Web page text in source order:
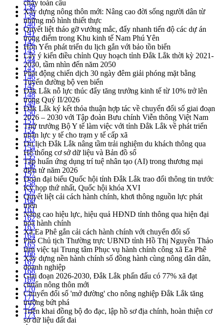
chảy toàn cầu
Xây dựng nông thôn mới: Nâng cao đời sống người dân từ
những mô hình thiết thực
Quyết liệt tháo gỡ vướng mắc, đẩy nhanh tiến độ các dự án
trọng điểm trong Khu kinh tế Nam Phú Yên
Hòn Yến phát triển du lịch gắn với bảo tồn biển
Lấy ý kiến điều chỉnh Quy hoạch tỉnh Đắk Lắk thời kỳ 2021-
2030, tầm nhìn đến năm 2050
Phát động chiến dịch 30 ngày đêm giải phóng mặt bằng
Tuyến đường bộ ven biển
Đắk Lắk nỗ lực thúc đẩy tăng trưởng kinh tế từ 10% trở lên
trong Quý II/2026
Đắk Lắk ký kết thỏa thuận hợp tác về chuyển đổi số giai đoạn
2026 – 2030 với Tập đoàn Bưu chính Viễn thông Việt Nam
Thứ trưởng Bộ Y tế làm việc với tỉnh Đắk Lắk về phát triển
nhân lực y tế cho trạm y tế cấp xã
Du lịch Đắk Lắk nâng tầm trải nghiệm du khách thông qua
Hệ thống cơ sở dữ liệu và Bản đồ số
Tập huấn ứng dụng trí tuệ nhân tạo (AI) trong thương mại
điện tử năm 2026
Đoàn đại biểu Quốc hội tỉnh Đắk Lắk trao đổi thông tin trước
Kỳ họp thứ nhất, Quốc hội khóa XVI
Quyết liệt cải cách hành chính, khơi thông nguồn lực phát
triển
Nâng cao hiệu lực, hiệu quả HĐND tỉnh thông qua hiện đại
hóa hành chính
Xã Ea Phê gắn cải cách hành chính với chuyển đổi số
Phó Chủ tịch Thường trực UBND tỉnh Hồ Thị Nguyên Thảo
làm việc tại Trung tâm Phục vụ hành chính công xã Ea Phê
Xây dựng nền hành chính số đồng hành cùng nông dân dân,
doanh nghiệp
Giai đoạn 2026-2030, Đắk Lắk phấn đấu có 77% xã đạt
chuẩn nông thôn mới
Chuyển đổi số 'mở đường' cho nông nghiệp Đắk Lắk tăng
trưởng bứt phá
Triển khai đồng bộ đo đạc, lập hồ sơ địa chính, hoàn thiện cơ
sở dữ liệu đất đai
138
139
140
141
142
143
144
145
146
147
148
149
150
151
152
153
154
155
156
157
158
159
160
161
162
163
164
165
166
167
168
169
170
171
172
173